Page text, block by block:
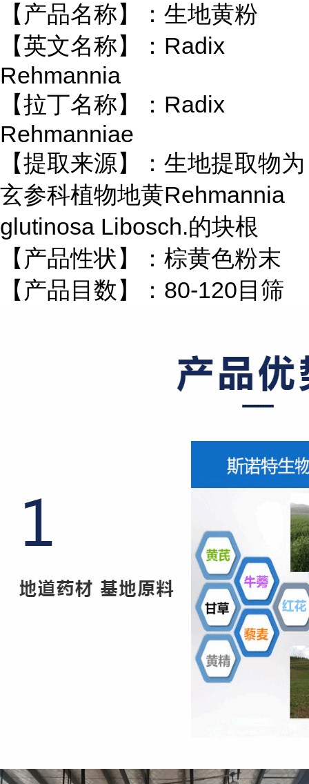
【产品名称】：生地黄粉
【英文名称】： Radix
Rehmannia
【拉丁名称】： Radix
Rehmanniae
【提取来源】：生地提取物为
玄参科植物地黄Rehmannia
glutinosa Libosch.的块根
【产品性状】：棕黄色粉末
【产品目数】： 80-120目筛